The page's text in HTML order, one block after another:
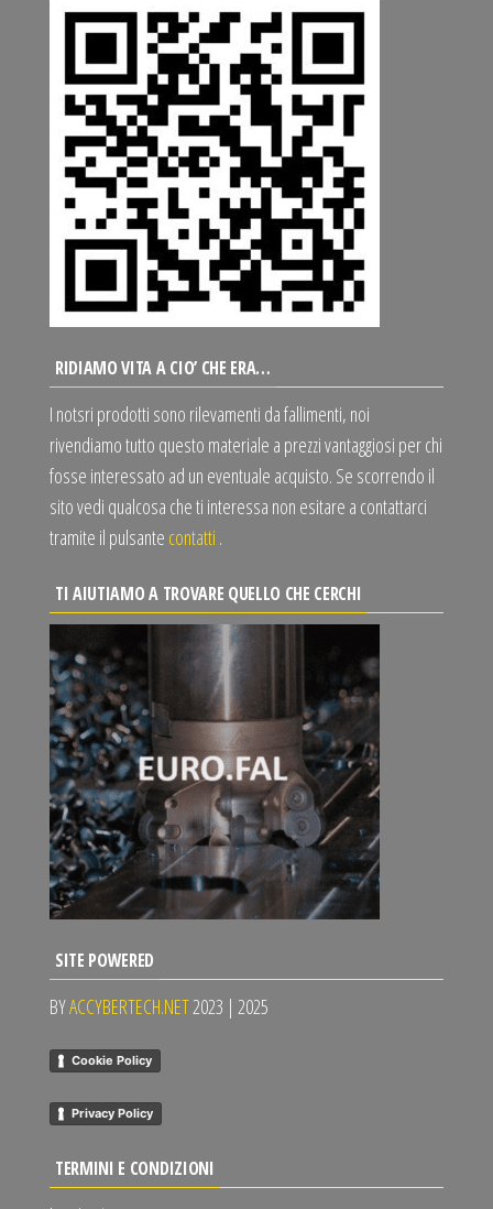
RIDIAMO VITA A CIO’ CHE ERA…
I notsri prodotti sono rilevamenti da fallimenti, noi
rivendiamo tutto questo materiale a prezzi vantaggiosi per chi
fosse interessato ad un eventuale acquisto. Se scorrendo il
sito vedi qualcosa che ti interessa non esitare a contattarci
tramite il pulsante contatti .
TI AIUTIAMO A TROVARE QUELLO CHE CERCHI
SITE POWERED
BYACCYBERTECH.NET2023 | 2025
Cookie Policy
Privacy Policy
TERMINI E CONDIZIONI